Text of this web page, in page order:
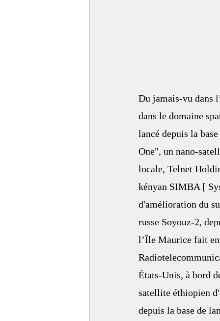
Du jamais-vu dans
dans le domaine
lancé depuis la
One", un nano-
locale, Telnet
kényan SIMBA [
d'amélioration du
russe Soyouz-2,
l’Île Maurice fait
États-Unis, à bord
satellite éthiopien
depuis la base de